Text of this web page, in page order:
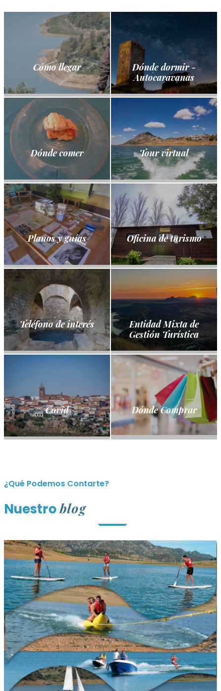
Cómo llegar
Dónde dormir -
Autocaravanas
Dónde comer Tour virtual
Planos y guías Oficina de turismo
Teléfono de interés
Entidad Mixta de
Gestión Turística
Covid Dónde Comprar
¿Qué Podemos Contarte?
Nuestroblog